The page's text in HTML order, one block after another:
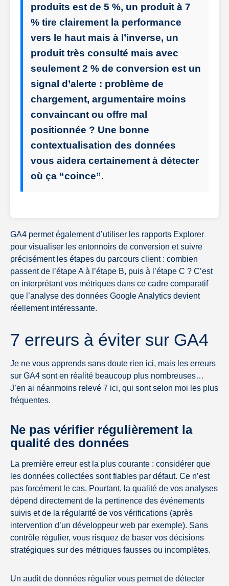
produits est de 5 %, un produit à 7
% tire clairement la performance
vers le haut mais à l’inverse, un
produit très consulté mais avec
seulement 2 % de conversion est un
signal d’alerte : problème de
chargement, argumentaire moins
convaincant ou offre mal
positionnée ? Une bonne
contextualisation des données
vous aidera certainement à détecter
où ça “coince”.
GA4 permet également d’utiliser les rapports Explorer
pour visualiser les entonnoirs de conversion et suivre
précisément les étapes du parcours client : combien
passent de l’étape A à l’étape B, puis à l’étape C ? C’est
en interprétant vos métriques dans ce cadre comparatif
que l’analyse des données Google Analytics devient
réellement intéressante.
7 erreurs à éviter sur GA4
Je ne vous apprends sans doute rien ici, mais les erreurs
sur GA4 sont en réalité beaucoup plus nombreuses…
J’en ai néanmoins relevé 7 ici, qui sont selon moi les plus
fréquentes.
Ne pas vérifier régulièrement la
qualité des données
La première erreur est la plus courante : considérer que
les données collectées sont fiables par défaut. Ce n’est
pas forcément le cas. Pourtant, la qualité de vos analyses
dépend directement de la pertinence des événements
suivis et de la régularité de vos vérifications (après
intervention d’un développeur web par exemple). Sans
contrôle régulier, vous risquez de baser vos décisions
stratégiques sur des métriques fausses ou incomplètes.
Un audit de données régulier vous permet de détecter